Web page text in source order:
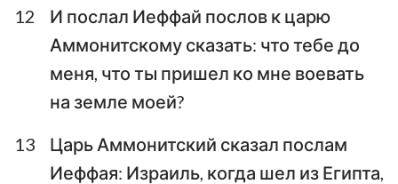
12
И послал Иеффай послов к царю
Аммонитскому сказать: что тебе до
меня, что ты пришел ко мне воевать
на земле моей?
13
Царь Аммонитский сказал послам
Иеффая: Израиль, когда шел из Египта,